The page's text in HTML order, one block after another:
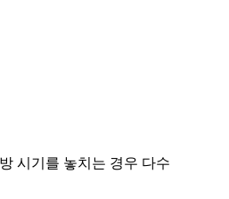
시기를 놓치는 경우 다수